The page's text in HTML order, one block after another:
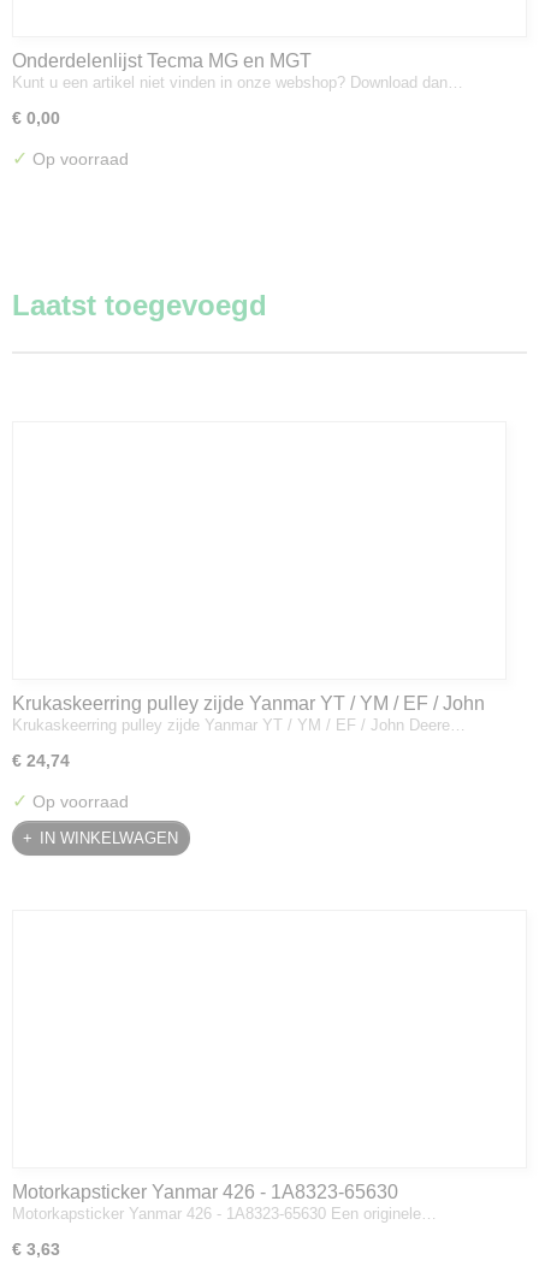
Onderdelenlijst Tecma MG en MGT
Kunt u een artikel niet vinden in onze webshop? Download dan…
€ 0,00
✓ Op voorraad
Laatst toegevoegd
Krukaskeerring pulley zijde Yanmar YT / YM / EF / John
Deere - 119934-01800
Krukaskeerring pulley zijde Yanmar YT / YM / EF / John Deere…
€ 24,74
✓ Op voorraad
IN WINKELWAGEN
Motorkapsticker Yanmar 426 - 1A8323-65630
Motorkapsticker Yanmar 426 - 1A8323-65630 Een originele…
€ 3,63